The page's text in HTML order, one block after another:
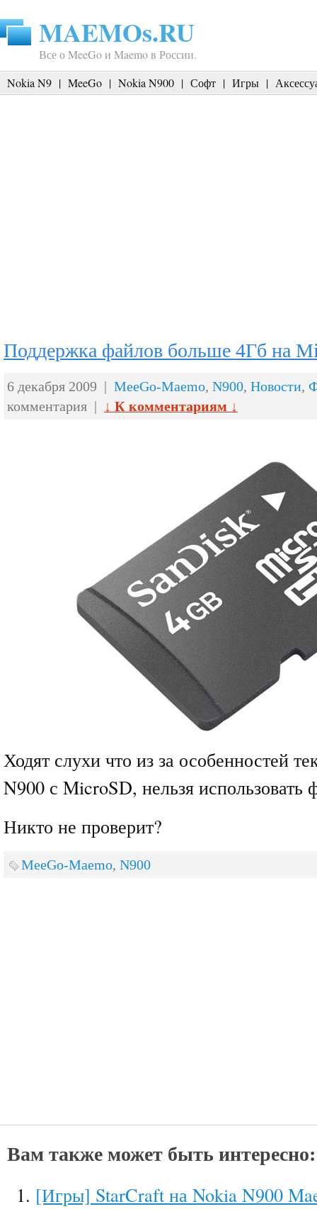
MAEMOs.RU
Все о MeeGo и Maemo в России.
Nokia N9 | MeeGo | Nokia N900 | Софт | Игры |
Поддержка файлов больше 4Гб на
6 декабря 2009 | MeeGo-Maemo, N900, Новости,
комментария | ↓ К комментариям ↓
Ходят слухи что из за особенностей
N900 с MicroSD, нельзя
Никто не проверит?
MeeGo-Maemo, N900
Вам также может быть интересно:
[Игры] StarCraft на Nokia N900